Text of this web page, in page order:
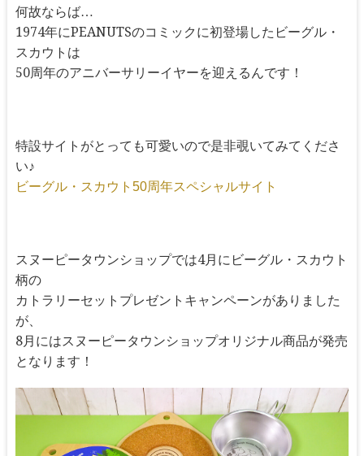
何故ならば…
1974年にPEANUTSのコミックに初登場したビーグル・
スカウトは
50周年のアニバーサリーイヤーを迎えるんです！
特設サイトがとっても可愛いので是非覗いてみてくださ
い♪
ビーグル・スカウト50周年スペシャルサイト
スヌーピータウンショップでは4月にビーグル・スカウト
柄の
カトラリーセットプレゼントキャンペーンがありました
が、
8月にはスヌーピータウンショップオリジナル商品が発売
となります！